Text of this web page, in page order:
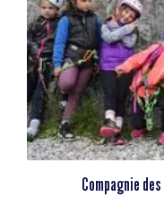
Compagnie des